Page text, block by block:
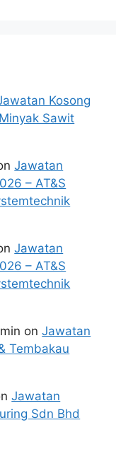
Kosong
Sawit
Jawatan
– AT&S
Jawatan
– AT&S
onJawatan
Tembakau
Jawatan
Sdn Bhd